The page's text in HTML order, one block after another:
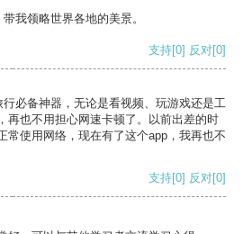
我领略世界各地的美景。
支持[0] 反对[0]
必备神器，无论是看视频、玩游戏还是工
再也不用担心网速卡顿了。以前出差的时
常使用网络，现在有了这个app，我再也不
支持[0] 反对[0]